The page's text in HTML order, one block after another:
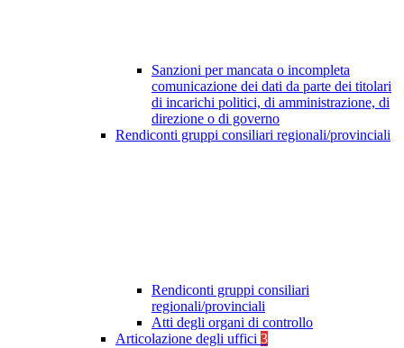
Sanzioni per mancata o incompleta
comunicazione dei dati da parte dei titolari
di incarichi politici, di amministrazione, di
direzione o di governo
Rendiconti gruppi consiliari regionali/provinciali
Rendiconti gruppi consiliari
regionali/provinciali
Atti degli organi di controllo
Articolazione degli uffici 3